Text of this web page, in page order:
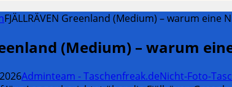
FJÄLLRÄVEN Greenland (Medium) – warum eine
(Medium) – warum
Adminteam - Taschenfreak.deNicht-Foto-